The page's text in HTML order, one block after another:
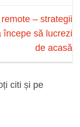
– strategii
începe să lucrezi
de acasă
citi și pe